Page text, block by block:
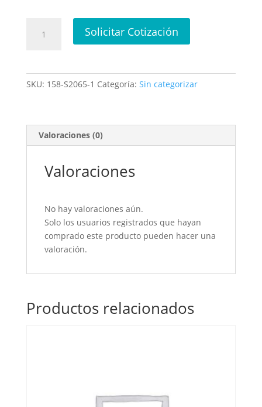
ensaladera
Solicitar Cotización
SKU: 158-S2065-1 Categoría: Sin categorizar
Valoraciones (0)
Valoraciones
No hay valoraciones aún.
Solo los usuarios registrados que hayan
comprado este producto pueden hacer una
valoración.
Productos relacionados